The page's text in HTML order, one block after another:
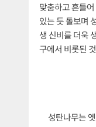
맞춤하고 흔들
있는 듯 돌보며
생 신비를 더욱
구에서 비롯된
성탄나무는